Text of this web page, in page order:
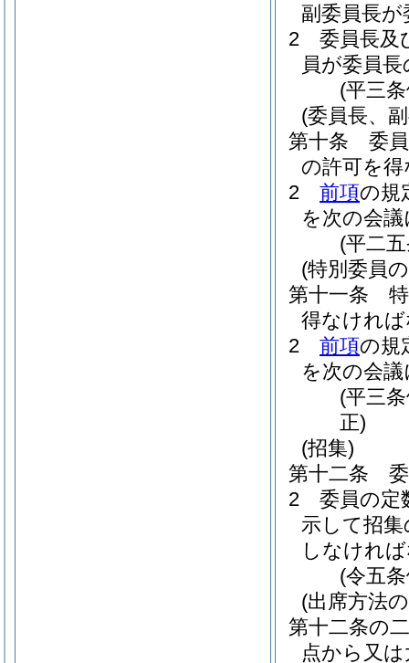
副委員長
2
委員長及
員が委員
(平三
(委員長、
第十条
委
の許可を
2
前項の規
を次の会
(平二
(特別委員
第十一条
得なけれ
2
前項の規
を次の会
(平三
正)
(招集)
第十二条
2
委員の定
示して招
しなけれ
(令五
(出席方法
第十二条の二
点から又